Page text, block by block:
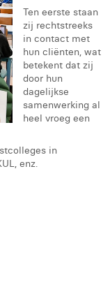
Ten eerste staan
zij rechtstreeks
in contact met
hun cliënten, wat
betekent dat zij
door hun
dagelijkse
samenwerking al
heel vroeg een
in
enz.